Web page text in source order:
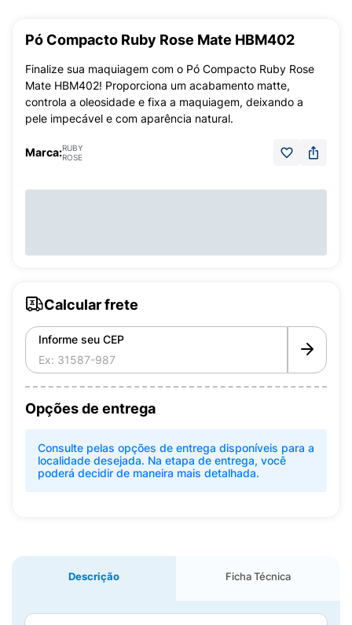
Pó Compacto Ruby Rose Mate HBM402
Finalize sua maquiagem com o Pó Compacto Ruby Rose
Mate HBM402! Proporciona um acabamento matte,
controla a oleosidade e fixa a maquiagem, deixando a
pele impecável e com aparência natural.
Marca:RUBY
ROSE
Calcular frete
Informe seu CEP
Opções de entrega
Consulte pelas opções de entrega disponíveis para a
localidade desejada. Na etapa de entrega, você
poderá decidir de maneira mais detalhada.
Descrição Ficha Técnica